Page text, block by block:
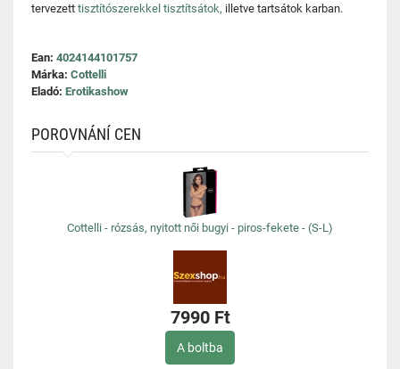
tervezett tisztítószerekkel tisztítsátok, illetve tartsátok karban.
Ean: 4024144101757
Márka: Cottelli
Eladó: Erotikashow
POROVNÁNÍ CEN
Cottelli - rózsás, nyitott női bugyi - piros-fekete - (S-L)
7990 Ft
A boltba